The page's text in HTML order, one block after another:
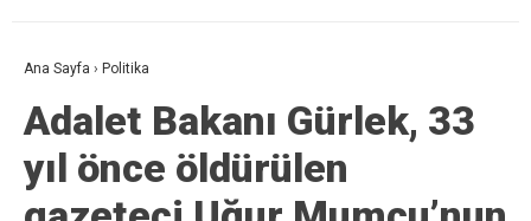
Ana Sayfa › Politika
Adalet Bakanı Gürlek, 33
yıl önce öldürülen